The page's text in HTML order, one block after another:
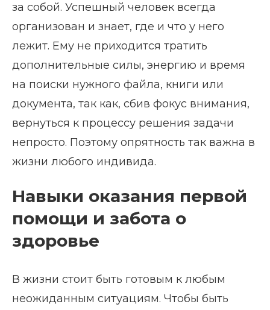
за собой. Успешный человек всегда
организован и знает, где и что у него
лежит. Ему не приходится тратить
дополнительные силы, энергию и время
на поиски нужного файла, книги или
документа, так как, сбив фокус внимания,
вернуться к процессу решения задачи
непросто. Поэтому опрятность так важна в
жизни любого индивида.
Навыки оказания первой
помощи и забота о
здоровье
В жизни стоит быть готовым к любым
неожиданным ситуациям. Чтобы быть